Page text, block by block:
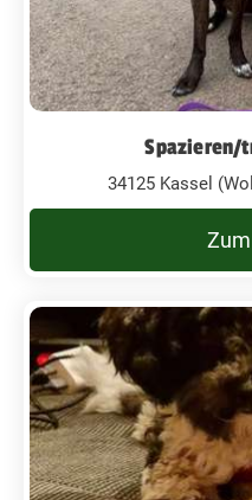
Spazieren/
34125 Kassel